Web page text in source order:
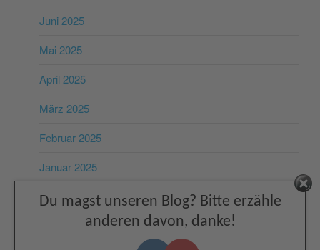
Juni 2025
Mai 2025
April 2025
März 2025
Februar 2025
Januar 2025
Dezember 2024
November 2024
Du magst unseren Blog? Bitte erzähle
anderen davon, danke!
Facebook